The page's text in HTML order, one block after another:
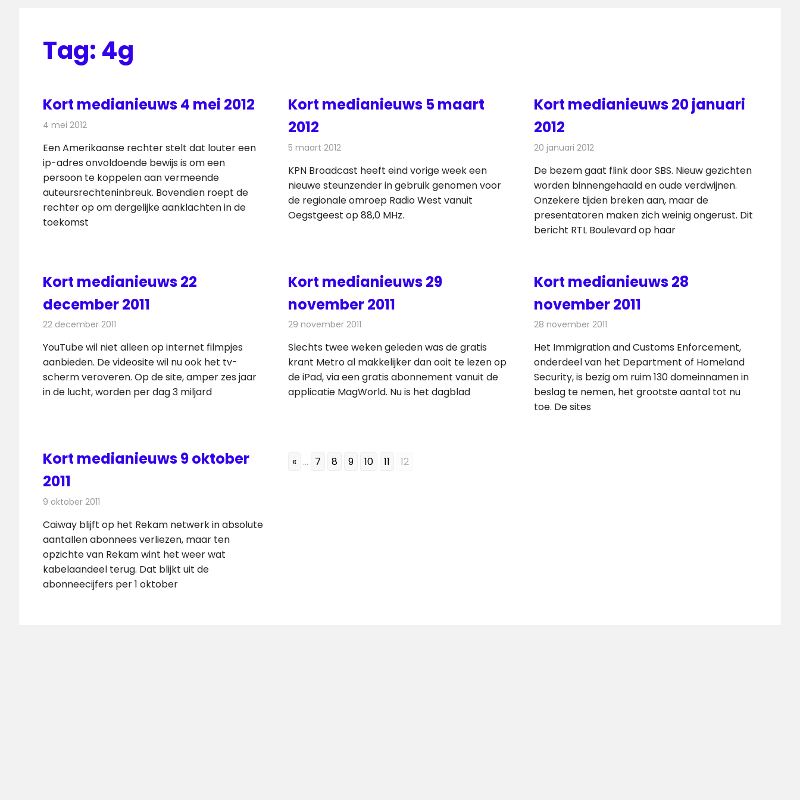
Tag: 4g
Kort medianieuws 4 mei 2012
4 mei 2012
Een Amerikaanse rechter stelt dat louter een
ip-adres onvoldoende bewijs is om een
persoon te koppelen aan vermeende
auteursrechteninbreuk. Bovendien roept de
rechter op om dergelijke aanklachten in de
toekomst
Kort medianieuws 5 maart
2012
5 maart 2012
KPN Broadcast heeft eind vorige week een
nieuwe steunzender in gebruik genomen voor
de regionale omroep Radio West vanuit
Oegstgeest op 88,0 MHz.
Kort medianieuws 20 januari
2012
20 januari 2012Redactie
Andere media over de media
De bezem gaat flink door SBS. Nieuw gezichten
worden binnengehaald en oude verdwijnen.
Onzekere tijden breken aan, maar de
presentatoren maken zich weinig ongerust. Dit
bericht RTL Boulevard op haar
Kort medianieuws 22
december 2011
22 december 2011
YouTube wil niet alleen op internet filmpjes
aanbieden. De videosite wil nu ook het tv-
scherm veroveren. Op de site, amper zes jaar
in de lucht, worden per dag 3 miljard
Kort medianieuws 29
november 2011
29 november 2011
Slechts twee weken geleden was de gratis
krant Metro al makkelijker dan ooit te lezen op
de iPad, via een gratis abonnement vanuit de
applicatie MagWorld. Nu is het dagblad
Kort medianieuws 28
november 2011
28 november 2011
Het Immigration and Customs Enforcement,
onderdeel van het Department of Homeland
Security, is bezig om ruim 130 domeinnamen in
beslag te nemen, het grootste aantal tot nu
toe. De sites
Kort medianieuws 9 oktober
2011
9 oktober 2011
Caiway blijft op het Rekam netwerk in absolute
aantallen abonnees verliezen, maar ten
opzichte van Rekam wint het weer wat
kabelaandeel terug. Dat blijkt uit de
abonneecijfers per 1 oktober
« ... 7 8 9 10 11 12